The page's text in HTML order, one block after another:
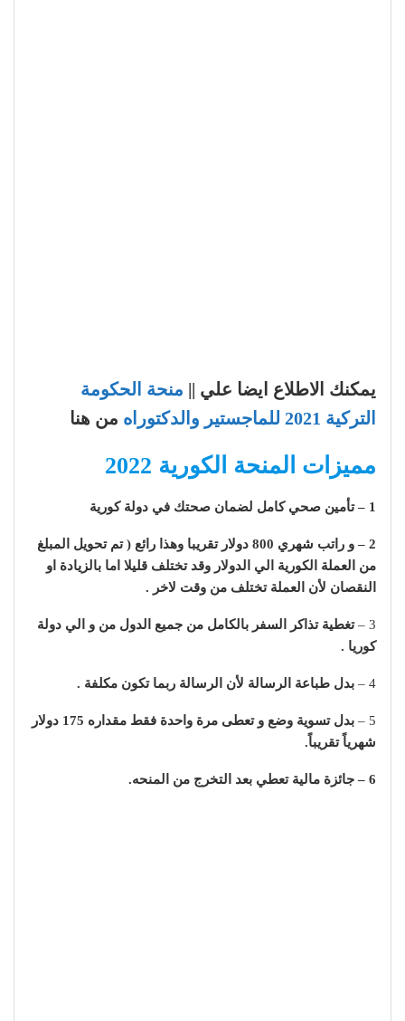
يمكنك الاطلاع ايضا علي || منحة الحكومة
التركية 2021 للماجستير
والدكتوراه من هنا
مميزات المنحة الكورية 2022
1 – تأمين صحي كامل لضمان صحتك في دولة كورية
2 – و راتب شهري 800 دولار تقريبا وهذا رائع ( تم تحويل المبلغ
من العملة الكورية الي الدولار وقد تختلف قليلا اما بالزيادة او
النقصان لأن العملة تختلف من وقت لاخر .
3 –
تغطية تذاكر السفر بالكامل من جميع الدول من و الي دولة
كوريا .
4 – بدل طباعة الرسالة لأن الرسالة ربما تكون مكلفة .
5 –
بدل تسوية وضع و تعطى مرة واحدة فقط مقداره 175 دولار
شهرياً تقريباً.
6 – جائزة مالية تعطي بعد التخرج من المنحه.